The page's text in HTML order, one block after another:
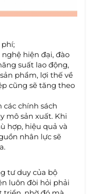
hiện đại, đào
suất lao động,
phẩm, lợi thế về
cũng sẽ tăng theo
các chính sách
mô sản xuất. Khi
hợp, hiệu quả và
nhân lực sẽ
tư duy của bộ
luôn đòi hỏi phải